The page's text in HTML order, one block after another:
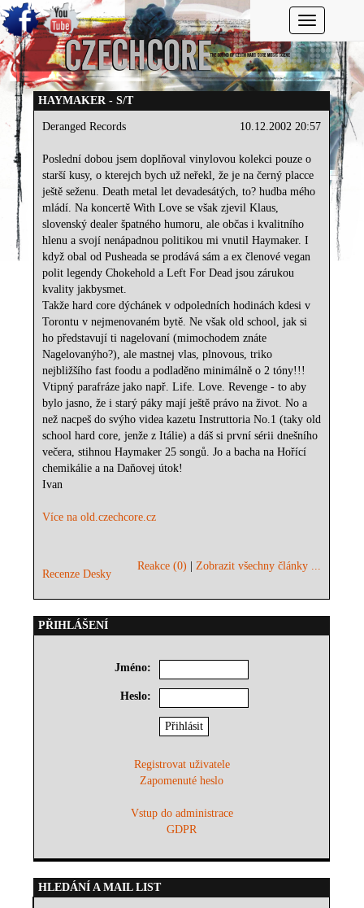
Toggle
HAYMAKER - S/T
10.12.2002 20:57
Deranged Records
Poslední dobou jsem doplňoval vinylovou kolekci pouze o
starší kusy, o kterejch bych už neřekl, že je na černý placce
ještě seženu. Death metal let devadesátých, to? hudba mého
mládí. Na koncertě With Love se však zjevil Klaus,
slovenský dealer špatného humoru, ale občas i kvalitního
hlenu a svojí nenápadnou politikou mi vnutil Haymaker. I
když obal od Pusheada se prodává sám a ex členové vegan
polit legendy Chokehold a Left For Dead jsou zárukou
kvality jakbysmet.
Takže hard core dýchánek v odpoledních hodinách kdesi v
Torontu v nejmenovaném bytě. Ne však old school, jak si
ho představují ti nagelovaní (mimochodem znáte
Nagelovanýho?), ale mastnej vlas, plnovous, triko
nejbližšího fast foodu a podladěno minimálně o 2 tóny!!!
Vtipný parafráze jako např. Life. Love. Revenge - to aby
bylo jasno, že i starý páky mají ještě právo na život. No a
než nacpeš do svýho videa kazetu Instruttoria No.1 (taky old
school hard core, jenže z Itálie) a dáš si první sérii dnešního
večera, stihnou Haymaker 25 songů. Jo a bacha na Hořící
chemikálie a na Daňovej útok!
Ivan
Více na old.czechcore.cz
Recenze Desky
Reakce (0) |Zobrazit všechny články ...
PŘIHLÁŠENÍ
Jméno:
Heslo:
Registrovat uživatele
Zapomenuté heslo
Vstup do administrace
GDPR
HLEDÁNÍ A MAIL LIST